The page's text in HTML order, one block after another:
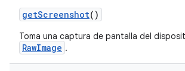
getScreenshot()
Toma una captura de pantalla del
RawImage .